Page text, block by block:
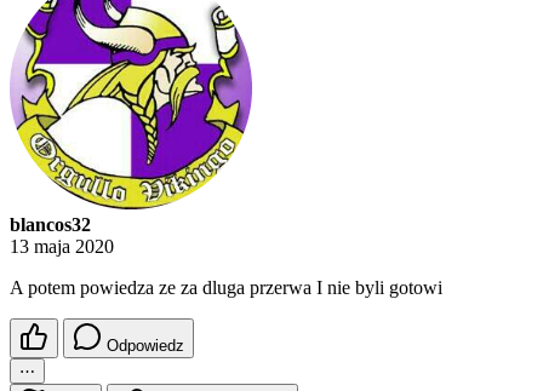
blancos32
13 maja 2020
A potem powiedza ze za dluga przerwa I nie byli gotowi
Odpowiedz
⋯